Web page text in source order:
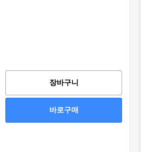
장바구니
바로구매